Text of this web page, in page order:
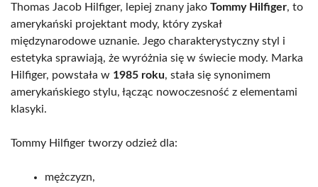
Thomas Jacob Hilfiger, lepiej znany jako Tommy Hilfiger, to
amerykański projektant mody, który zyskał
międzynarodowe uznanie. Jego charakterystyczny styl i
estetyka sprawiają, że wyróżnia się w świecie mody. Marka
Hilfiger, powstała w 1985 roku, stała się synonimem
amerykańskiego stylu, łącząc nowoczesność z elementami
klasyki.
Tommy Hilfiger tworzy odzież dla:
mężczyzn,